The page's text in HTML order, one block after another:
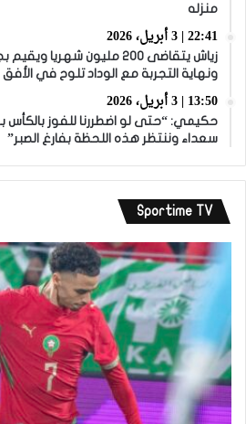
منزله
22:41 | 3 أبريل، 2026
ونهاية التجربة مع الوداد تلوح في الأفق
13:50 | 3 أبريل، 2026
حكيمي: “حتى لو اضطررنا للفوز بالكأس
سعداء وننتظر هذه اللحظة بفارغ الصبر”
Sportime TV